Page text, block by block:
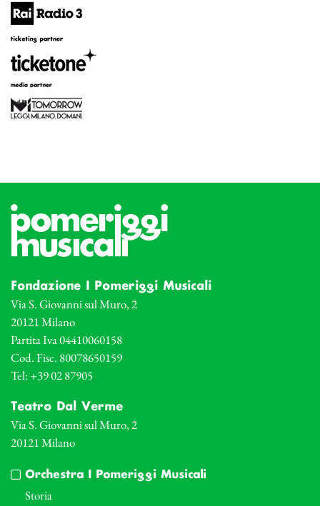
Fondazione I Pomeriggi Musicali
Via S. Giovanni sul Muro, 2
20121 Milano
Partita Iva 04410060158
Cod. Fisc. 80078650159
Tel: +39 02 87905
Teatro Dal Verme
Via S. Giovanni sul Muro, 2
20121 Milano
Orchestra I Pomeriggi Musicali
Storia